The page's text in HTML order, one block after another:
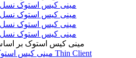
مینی کیس استوک نسل 9
مینی کیس استوک نسل 8
مینی کیس استوک نسل 7
مینی کیس استوک نسل 3
مینی کیس استوک بر
مینی کیس استوک Thin Client